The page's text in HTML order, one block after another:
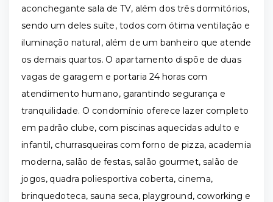
aconchegante sala de TV, além dos três dormitórios,
sendo um deles suíte, todos com ótima ventilação e
iluminação natural, além de um banheiro que atende
os demais quartos. O apartamento dispõe de duas
vagas de garagem e portaria 24 horas com
atendimento humano, garantindo segurança e
tranquilidade. O condomínio oferece lazer completo
em padrão clube, com piscinas aquecidas adulto e
infantil, churrasqueiras com forno de pizza, academia
moderna, salão de festas, salão gourmet, salão de
jogos, quadra poliesportiva coberta, cinema,
brinquedoteca, sauna seca, playground, coworking e